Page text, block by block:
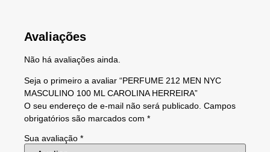
Avaliações
Não há avaliações ainda.
Seja o primeiro a avaliar “PERFUME 212 MEN NYC
MASCULINO 100 ML CAROLINA HERREIRA”
O seu endereço de e-mail não será publicado. Campos
obrigatórios são marcados com *
Sua avaliação *